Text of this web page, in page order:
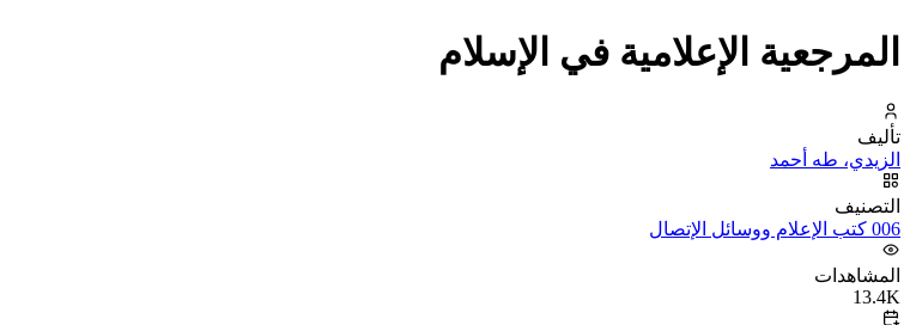
المرجعية الإعلامية في الإسلام
تأليف
الزيدي، طه أحمد
التصنيف
006 كتب الإعلام ووسائل الإتصال
المشاهدات
13.4K